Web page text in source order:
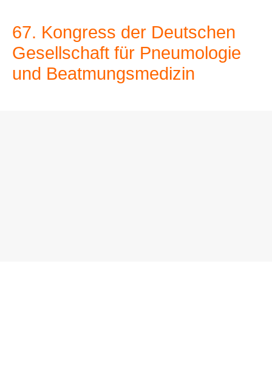
67. Kongress der Deutschen
Gesellschaft für Pneumologie
und Beatmungsmedizin